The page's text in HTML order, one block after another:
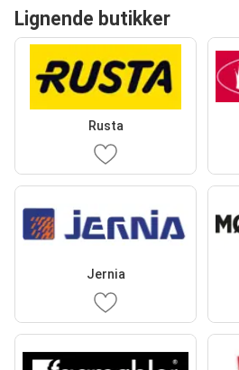
Lignende butikker
Rusta
Jernia